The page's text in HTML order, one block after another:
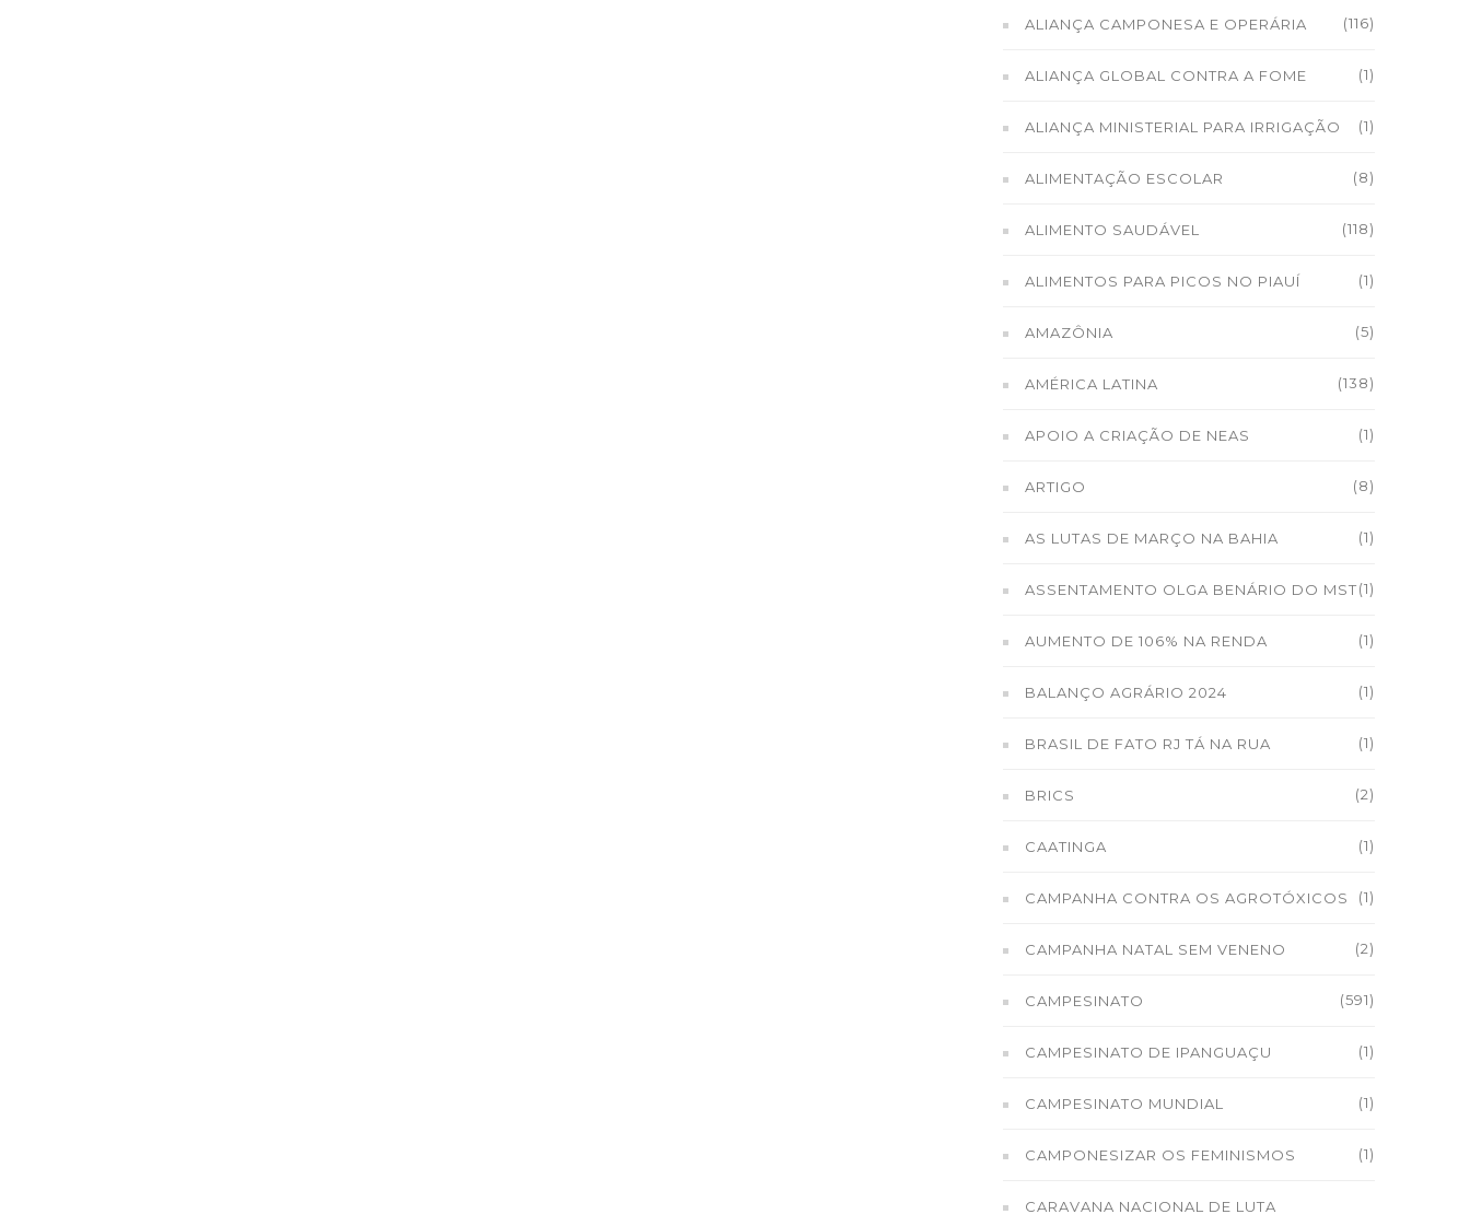
ALIANÇA CAMPONESA E OPERÁRIA (116)
ALIANÇA GLOBAL CONTRA A FOME (1)
ALIANÇA MINISTERIAL PARA IRRIGAÇÃO (1)
ALIMENTAÇÃO ESCOLAR (8)
ALIMENTO SAUDÁVEL (118)
ALIMENTOS PARA PICOS NO PIAUÍ (1)
AMAZÔNIA (5)
AMÉRICA LATINA (138)
APOIO A CRIAÇÃO DE NEAS (1)
ARTIGO (8)
AS LUTAS DE MARÇO NA BAHIA (1)
ASSENTAMENTO OLGA BENÁRIO DO MST(1)
AUMENTO DE 106% NA RENDA (1)
BALANÇO AGRÁRIO 2024 (1)
BRASIL DE FATO RJ TÁ NA RUA (1)
BRICS (2)
CAATINGA (1)
CAMPANHA CONTRA OS AGROTÓXICOS (1)
CAMPANHA NATAL SEM VENENO (2)
CAMPESINATO (591)
CAMPESINATO DE IPANGUAÇU (1)
CAMPESINATO MUNDIAL (1)
CAMPONESIZAR OS FEMINISMOS (1)
CARAVANA NACIONAL DE LUTA